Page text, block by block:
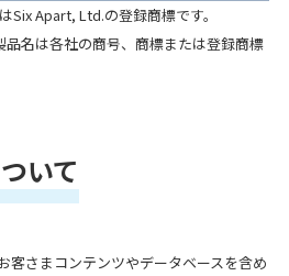
Apart, Ltd.の登録商標です。
名は各社の商号、商標または登録商標
いて
客さまコンテンツやデータベースを含め